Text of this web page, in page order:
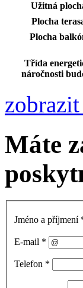
Užitná
Plocha
Plocha
Třída
náročnosti
Máte
Jméno a příjmení
E-mail *
Telefon *